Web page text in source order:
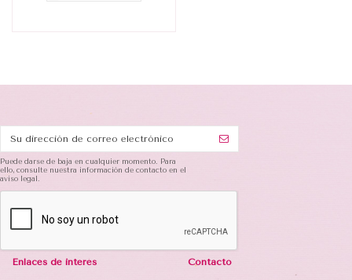
Puede darse de baja en cualquier momento. Para
ello, consulte nuestra información de contacto en el
aviso legal.
Enlaces de interés Contacto